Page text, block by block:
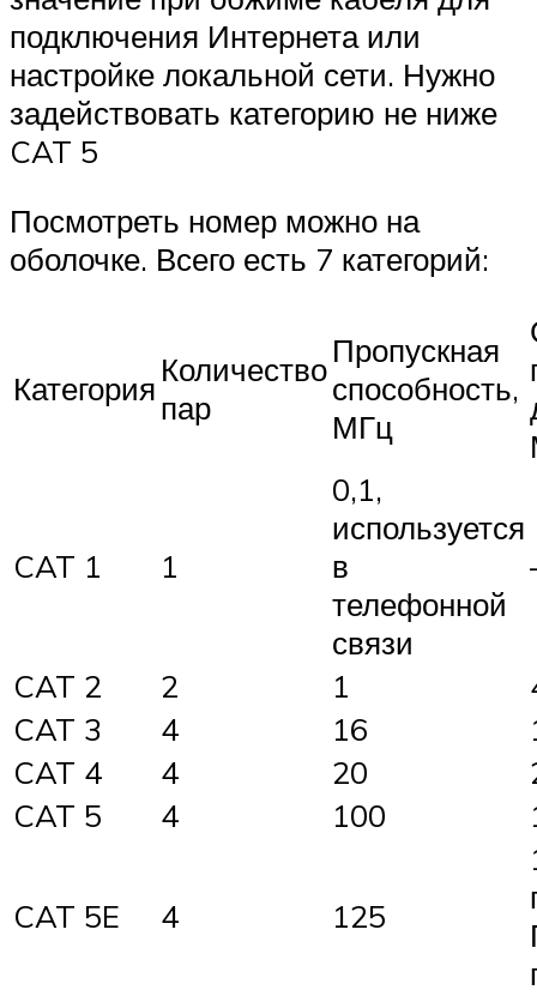
подключения Интернета или
настройке локальной сети. Нужно
задействовать категорию не ниже
CAT 5
Посмотреть номер можно на
оболочке. Всего есть 7 категорий:
Категория Количество
пар
Пропускная
способность,
МГц
CAT 1 1
0,1,
используется
в
телефонной
связи
CAT 2 2 1
CAT 3
4 16
CAT 4
4 20
CAT 5
4 100
CAT 5E 4 125